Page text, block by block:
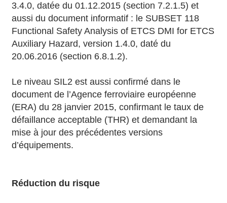
3.4.0, datée du 01.12.2015 (section 7.2.1.5) et
aussi du document informatif : le SUBSET 118
Functional Safety Analysis of ETCS DMI for ETCS
Auxiliary Hazard, version 1.4.0, daté du
20.06.2016 (section 6.8.1.2).
Le niveau SIL2 est aussi confirmé dans le
document de l’Agence ferroviaire européenne
(ERA) du 28 janvier 2015, confirmant le taux de
défaillance acceptable (THR) et demandant la
mise à jour des précédentes versions
d’équipements.
Réduction du risque